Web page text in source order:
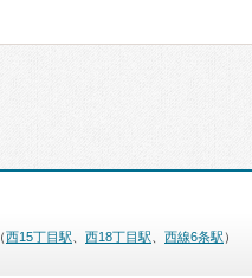
西15丁目駅 西18丁目駅 西線6条駅 ）